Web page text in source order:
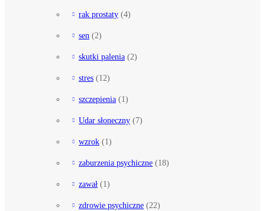
rak prostaty (4)
sen (2)
skutki palenia (2)
stres (12)
szczepienia (1)
Udar słoneczny (7)
wzrok (1)
zaburzenia psychiczne (18)
zawał (1)
zdrowie psychiczne (22)